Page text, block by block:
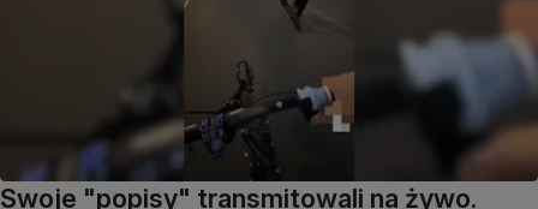
Swoje "popisy" transmitowali na żywo.